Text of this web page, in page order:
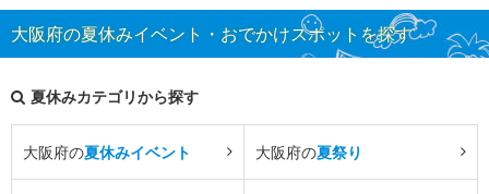
大阪府の夏休みイベント・おでかけスポットを探す
夏休みカテゴリから探す
大阪府の夏休みイベント 大阪府の夏祭り